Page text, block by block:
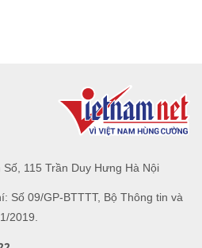
115 Trần Duy Hưng Hà Nội
Số 09/GP-BTTTT, Bộ Thông tin và
2019.